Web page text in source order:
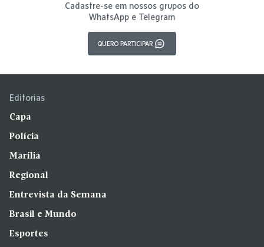
Cadastre-se em nossos grupos do
WhatsApp e Telegram
QUERO PARTICIPAR
Editorias
Capa
Polícia
Marília
Regional
Entrevista da Semana
Brasil e Mundo
Esportes